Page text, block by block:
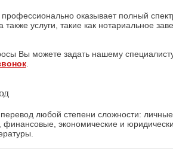
оказывает полный
услуги, такие как нотариальное
Вы можете задать нашему
.
любой степени сложности:
экономические и